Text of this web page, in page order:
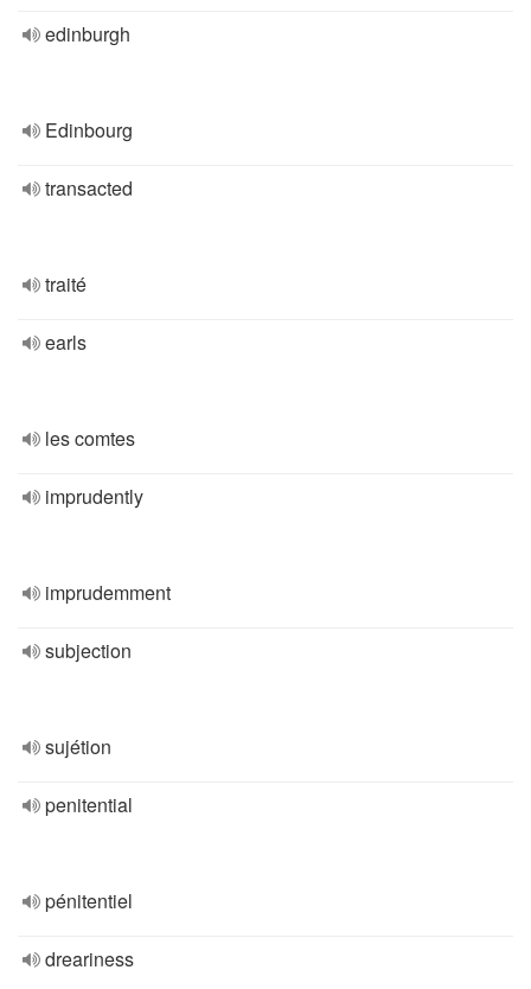
edinburgh
Edinbourg
transacted
traité
earls
les comtes
imprudently
imprudemment
subjection
sujétion
penitential
pénitentiel
dreariness